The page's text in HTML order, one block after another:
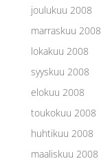
joulukuu 2008
marraskuu 2008
lokakuu 2008
syyskuu 2008
elokuu 2008
toukokuu 2008
huhtikuu 2008
maaliskuu 2008